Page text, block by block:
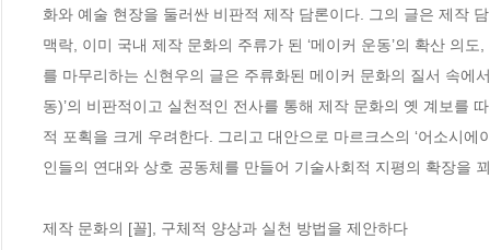
화와 예술 현장을 둘러싼 비판적 제작 담론이다. 그의 글은 제작
맥락, 이미 국내 제작 문화의 주류가 된 ‘메이커 운동’의 확산 의
를 마무리하는 신현우의 글은 주류화된 메이커 문화의 질서 속에
동)’의 비판적이고 실천적인 전사를 통해 제작 문화의 옛 계보를
적 포획을 크게 우려한다. 그리고 대안으로 마르크스의 ‘어소시
인들의 연대와 상호 공동체를 만들어 기술사회적 지평의 확장을
제작 문화의 [꼴], 구체적 양상과 실천 방법을 제안하다